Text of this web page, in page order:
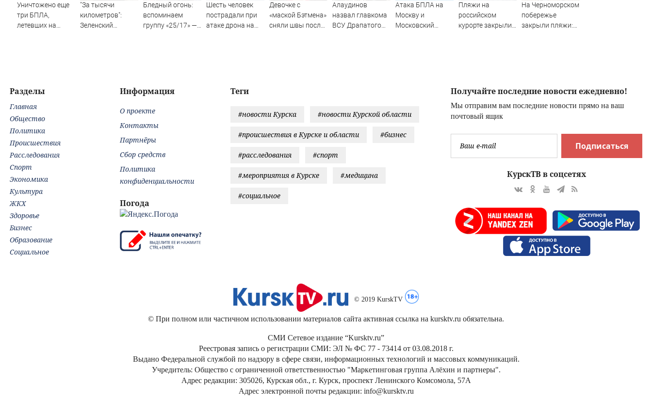
Уничтожено еще
три БПЛА,
летевших на
"За тысячи
километров":
Зеленский
Бледный огонь:
вспоминаем
группу «25/17» —
Шесть человек
пострадали при
атаке дрона на
Девочке с
«маской Бэтмена»
сняли швы после
Алаудинов
назвал главкома
ВСУ Драпатого
Атака БПЛА на
Москву и
Московский
ВСУ
Пляжи на
российском
курорте закрыли
На Черноморском
побережье
закрыли пляжи:
Получайте последние новости ежедневно!
Мы отправим вам последние новости прямо на ваш
почтовый ящик
Подписаться
КурскТВ в соцсетях
Теги
#новости Курска #новости Курской области
#происшествия в Курске и области #бизнес
#расследования #спорт
#мероприятия в Курске #медицина
#социальное
Разделы
Главная
Общество
Политика
Происшествия
Расследования
Спорт
Экономика
Культура
ЖКХ
Здоровье
Бизнес
Образование
Социальное
Информация
О проекте
Контакты
Партнёры
Сбор средств
Политика
конфиденциальности
Погода
© 2019 KurskTV
© При полном или частичном использовании материалов сайта активная ссылка на kursktv.ru обязательна.
СМИ Сетевое издание “Kursktv.ru”
Реестровая запись о регистрации СМИ: ЭЛ № ФС 77 - 73414 от 03.08.2018 г.
Выдано Федеральной службой по надзору в сфере связи, информационных технологий и массовых коммуникаций.
Учредитель: Общество с ограниченной ответственностью "Маркетинговая группа Алёхин и партнеры".
Адрес редакции: 305026, Курская обл., г. Курск, проспект Ленинского Комсомола, 57А
Адрес электронной почты редакции: info@kursktv.ru